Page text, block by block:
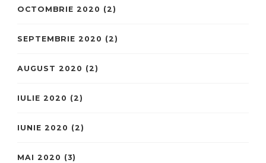
OCTOMBRIE 2020 (2)
SEPTEMBRIE 2020 (2)
AUGUST 2020 (2)
IULIE 2020 (2)
IUNIE 2020 (2)
MAI 2020 (3)